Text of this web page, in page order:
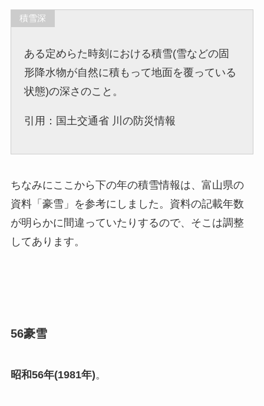
積雪深
ある定めらた時刻における積雪(雪などの固
形降水物が自然に積もって地面を覆っている
状態)の深さのこと。
引用：国土交通省 川の防災情報
ちなみにここから下の年の積雪情報は、富山県の
資料「豪雪」を参考にしました。資料の記載年数
が明らかに間違っていたりするので、そこは調整
してあります。
56豪雪
昭和56年(1981年)。